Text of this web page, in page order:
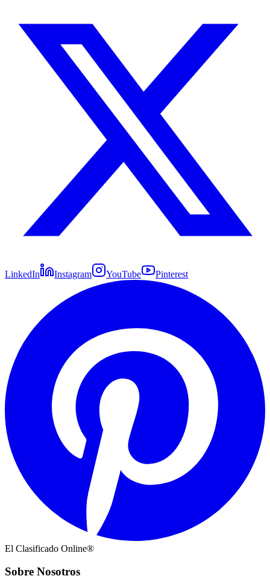
LinkedIn Instagram YouTube Pinterest
El Clasificado Online®
Sobre Nosotros